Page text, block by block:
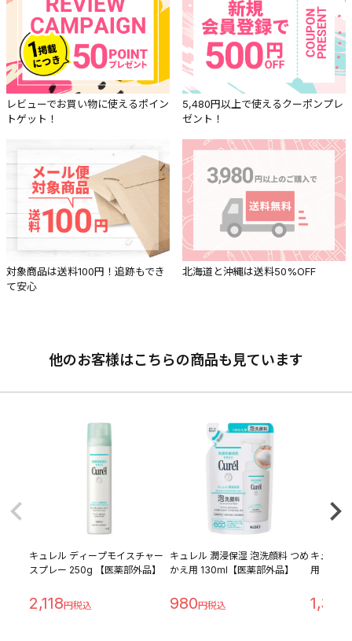
レビューでお買い物に使えるポイン
トゲット！
5,480円以上で使えるクーポンプレ
ゼント！
対象商品は送料100円！追跡もでき
て安心
北海道と沖縄は送料50%OFF
他のお客様はこちらの商品も見ています
キュレル ディープモイスチャー
スプレー 250g 【医薬部外品】
2,118
キュレル 潤浸保湿 泡洗顔料 つめ
かえ用 130ml【医薬部外品】
980
キュレル
用 100ml
1,340